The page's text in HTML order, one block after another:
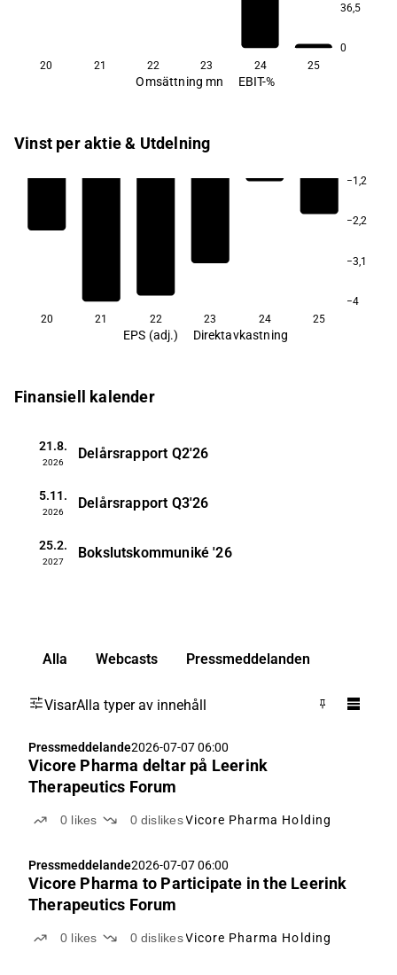
36,5
0
20 21 22 23 24 25
Omsättning mn EBIT-%
Vinst per aktie & Utdelning
−1,2
−2,2
−3,1
−4
20
21 22 23 24 25
EPS (adj.) Direktavkastning
Finansiell kalender
21.8.
2026
Delårsrapport Q2'26
5.11.
2026
Delårsrapport Q3'26
25.2.
2027
Bokslutskommuniké '26
Alla Webcasts Pressmeddelanden
VisarAlla typer av innehåll
Pressmeddelande2026-07-07 06:00
Vicore Pharma deltar på Leerink
Therapeutics Forum
0 likes 0 dislikes Vicore Pharma Holding
Pressmeddelande2026-07-07 06:00
Vicore Pharma to Participate in the Leerink
Therapeutics Forum
0 likes 0 dislikes Vicore Pharma Holding